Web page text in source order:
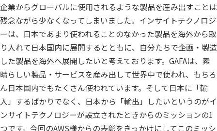
企業からグローバルに使用されるような製品を産み出すことは
残念ながら少なくなってしまいました。インサイトテクノロジ
ーは、日本であまり使われることのなかった製品を海外から取
り入れて日本国内に展開するとともに、自分たちで企画・製造
した製品を海外へ展開したいと考えております。GAFAは、素
晴らしい製品・サービスを産み出して世界中で使われ、もちろ
ん日本国内でもたくさん使われています。そして日本に「輸
入」するばかりでなく、日本から「輸出」したいというのがイ
ンサイトテクノロジーが設立されたときからのミッションの1
つです。今回のAWS様からの表彰をきっかけにしてこのミッシ